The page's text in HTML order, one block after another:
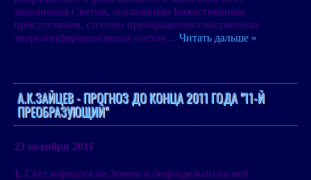
заполнения Светом, осознанным Божественным
присутствием, степени преображения собственных
энергоинформационных состоя ... Читать дальше »
А.К.ЗАЙЦЕВ - ПРОГНОЗ ДО КОНЦА 2011 ГОДА "11-Й
ПРЕОБРАЗУЮЩИЙ"
23 октября 2011
1. Свет ворвался на Землю и безраздельно на ней